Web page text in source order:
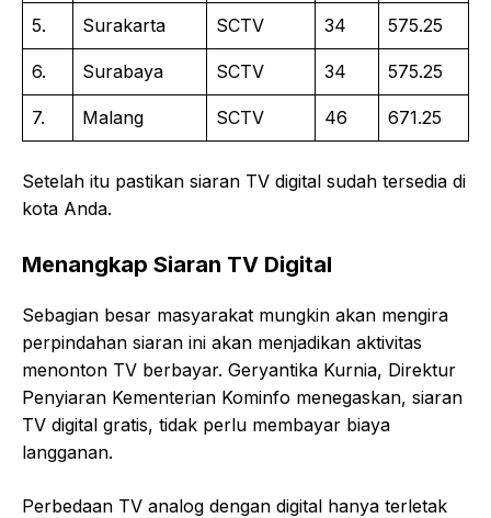
5. Surakarta SCTV 34 575.25
6. Surabaya SCTV 34 575.25
7. Malang SCTV 46 671.25
Setelah itu pastikan siaran TV digital sudah tersedia di
kota Anda.
Menangkap Siaran TV Digital
Sebagian besar masyarakat mungkin akan mengira
perpindahan siaran ini akan menjadikan aktivitas
menonton TV berbayar. Geryantika Kurnia, Direktur
Penyiaran Kementerian Kominfo menegaskan, siaran
TV digital gratis, tidak perlu membayar biaya
langganan.
Perbedaan TV analog dengan digital hanya terletak